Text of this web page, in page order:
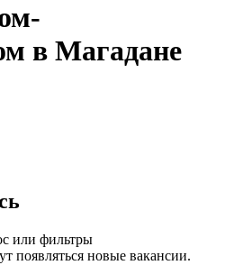
в Магадане
или фильтры
появляться новые вакансии.